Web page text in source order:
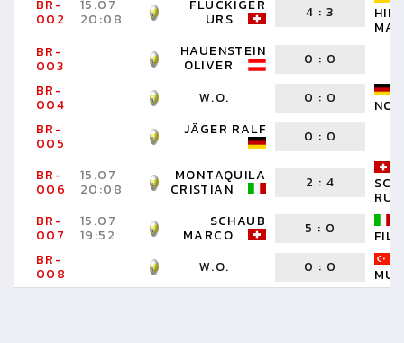
BR-
002
15.07
20:08
FLÜCKIGER
URS 4 :3
BR-
003
HAUENSTEIN
OLIVER 0 : 0
BR-
004 W.O. 0 : 0
BR-
005
JÄGER RALF 0 : 0
BR-
006
15.07
20:08
MONTAQUILA
CRISTIAN 2 : 4
BR-
007
15.07
19:52
SCHAUB
MARCO 5 : 0
BR-
008 W.O. 0 : 0